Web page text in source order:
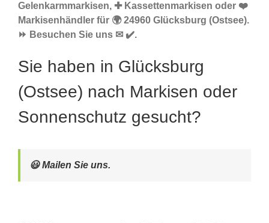
Gelenkarmmarkisen, ✚ Kassettenmarkisen oder ❤️
Markisenhändler für 🌍 24960 Glücksburg (Ostsee).
⏩ Besuchen Sie uns ✉ ✔️.
Sie haben in Glücksburg
(Ostsee) nach Markisen oder
Sonnenschutz gesucht?
😃 Mailen Sie uns.